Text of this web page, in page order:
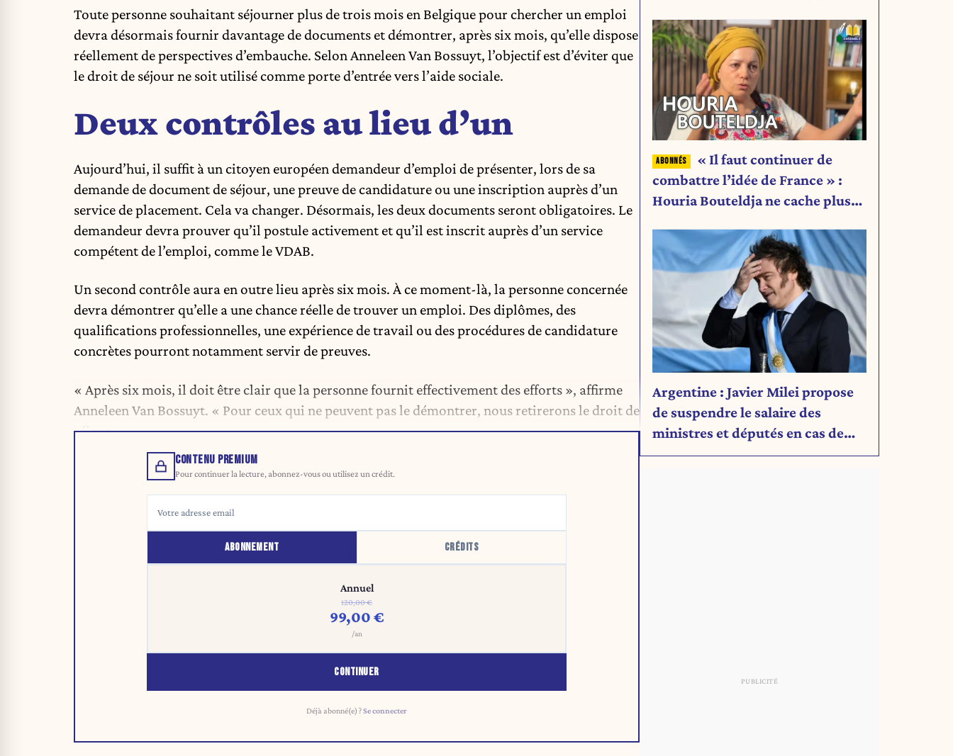
Toute personne souhaitant séjourner plus de trois mois en Belgique pour chercher un emploi
devra désormais fournir davantage de documents et démontrer, après six mois, qu’elle dispose
réellement de perspectives d’embauche. Selon Anneleen Van Bossuyt, l’objectif est d’éviter que
le droit de séjour ne soit utilisé comme porte d’entrée vers l’aide sociale.
Deux contrôles au lieu d’un
Aujourd’hui, il suffit à un citoyen européen demandeur d’emploi de présenter, lors de sa
demande de document de séjour, une preuve de candidature ou une inscription auprès d’un
service de placement. Cela va changer. Désormais, les deux documents seront obligatoires. Le
demandeur devra prouver qu’il postule activement et qu’il est inscrit auprès d’un service
compétent de l’emploi, comme le VDAB.
Un second contrôle aura en outre lieu après six mois. À ce moment-là, la personne concernée
devra démontrer qu’elle a une chance réelle de trouver un emploi. Des diplômes, des
qualifications professionnelles, une expérience de travail ou des procédures de candidature
concrètes pourront notamment servir de preuves.
« Après six mois, il doit être clair que la personne fournit effectivement des efforts », affirme
Anneleen Van Bossuyt. « Pour ceux qui ne peuvent pas le démontrer, nous retirerons le droit de
séjour. »
CONTENU PREMIUM
Pour continuer la lecture, abonnez-vous ou utilisez un crédit.
ABONNEMENT CRÉDITS
Annuel
120,00 €
99,00 €
/an
CONTINUER
Déjà abonné(e) ?Se connecter
« Il faut continuer de
combattre l’idée de France » :
Houria Bouteldja ne cache plus
Argentine : Javier Milei propose
de suspendre le salaire des
ministres et députés en cas de
déficit budgétaire